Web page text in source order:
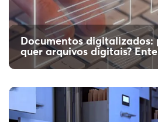
Dicas da Destaque:
arquivos físicos de
Quer manter documentos na
descobrir como organizar
forma eficiente no artigo da
Documentos digitalizados:
quer arquivos digitais?